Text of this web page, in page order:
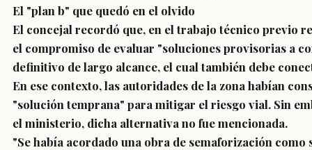
El "plan b" que quedó en el olvido
El concejal recordó que, en el trabajo técnico previo
el compromiso de evaluar "soluciones provisorias a
definitivo de largo alcance, el cual también debe
En ese contexto, las autoridades de la zona habían
"solución temprana" para mitigar el riesgo vial. Sin
el ministerio, dicha alternativa no fue mencionada.
"Se había acordado una obra de semaforización